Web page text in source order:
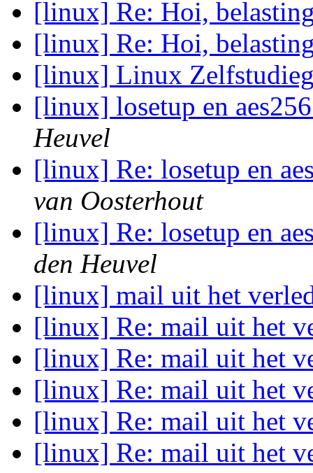
[linux] Re: Hoi,
[linux] Re: Hoi,
[linux] Linux
[linux] losetup en
Heuvel
[linux] Re: losetup en
van Oosterhout
[linux] Re: losetup en
den Heuvel
[linux] mail uit het
[linux] Re: mail uit het
[linux] Re: mail uit het
[linux] Re: mail uit het
[linux] Re: mail uit het
[linux] Re: mail uit het